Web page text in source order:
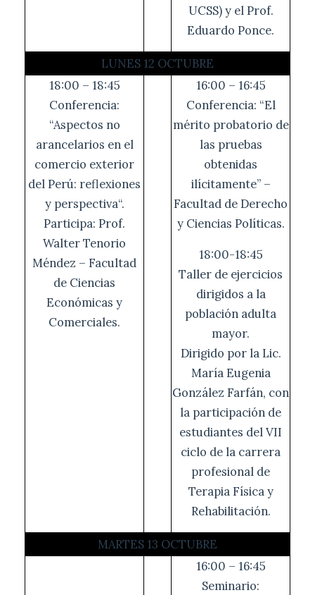
UCSS) y el Prof.
Eduardo Ponce.
LUNES 12 OCTUBRE
18:00 – 18:45
Conferencia:
“Aspectos no
arancelarios en el
comercio exterior
del Perú: reflexiones
y perspectiva“.
Participa: Prof.
Walter Tenorio
Méndez – Facultad
de Ciencias
Económicas y
Comerciales.
16:00 – 16:45
Conferencia: “El
mérito probatorio de
las pruebas
obtenidas
ilícitamente” –
Facultad de Derecho
y Ciencias Políticas.
18:00-18:45
Taller de ejercicios
dirigidos a la
población adulta
mayor.
Dirigido por la Lic.
María Eugenia
González Farfán, con
la participación de
estudiantes del VII
ciclo de la carrera
profesional de
Terapia Física y
Rehabilitación.
MARTES 13 OCTUBRE
16:00 – 16:45
Seminario: